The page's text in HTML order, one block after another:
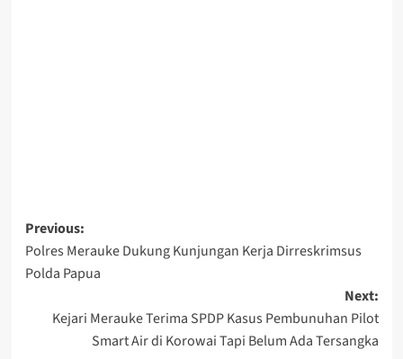
Post
navigation
Previous:
Polres Merauke Dukung Kunjungan Kerja Dirreskrimsus
Polda Papua
Next:
Kejari Merauke Terima SPDP Kasus Pembunuhan Pilot
Smart Air di Korowai Tapi Belum Ada Tersangka